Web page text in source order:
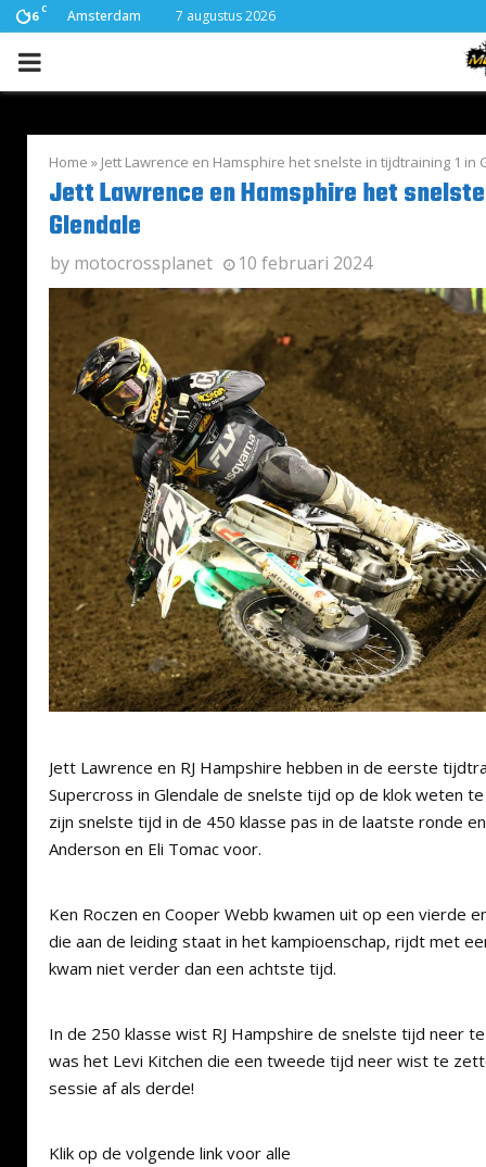
16 C Amsterdam 7 augustus 2026
PRIMARY
Home » Jett Lawrence en Hamsphire het snelste in tijdtraining 1 in
Jett Lawrence en Hamsphire het
Glendale
by motocrossplanet 10 februari 2024
Jett Lawrence en RJ Hampshire hebben in de eerste
Supercross in Glendale de snelste tijd op de klok weten
zijn snelste tijd in de 450 klasse pas in de laatste ronde
Anderson en Eli Tomac voor.
Ken Roczen en Cooper Webb kwamen uit op een vierde
die aan de leiding staat in het kampioenschap, rijdt met
kwam niet verder dan een achtste tijd.
In de 250 klasse wist RJ Hampshire de snelste tijd neer
was het Levi Kitchen die een tweede tijd neer wist te
sessie af als derde!
Klik op de volgende link voor alle